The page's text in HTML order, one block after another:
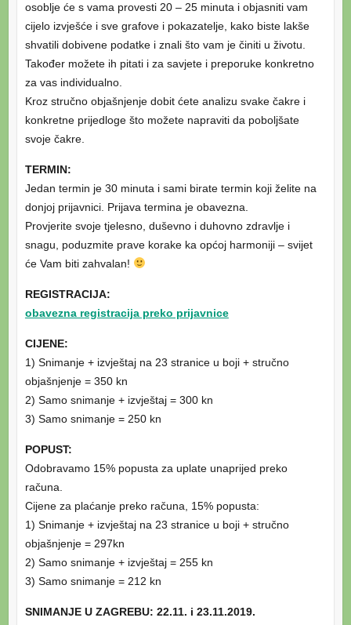
osoblje će s vama provesti 20 – 25 minuta i objasniti vam
cijelo izvješće i sve grafove i pokazatelje, kako biste lakše
shvatili dobivene podatke i znali što vam je činiti u životu.
Također možete ih pitati i za savjete i preporuke konkretno
za vas individualno.
Kroz stručno objašnjenje dobit ćete analizu svake čakre i
konkretne prijedloge što možete napraviti da poboljšate
svoje čakre.
TERMIN:
Jedan termin je 30 minuta i sami birate termin koji želite na
donjoj prijavnici. Prijava termina je obavezna.
Provjerite svoje tjelesno, duševno i duhovno zdravlje i
snagu, poduzmite prave korake ka općoj harmoniji – svijet
će Vam biti zahvalan!
REGISTRACIJA:
obavezna registracija preko prijavnice
CIJENE:
1) Snimanje + izvještaj na 23 stranice u boji + stručno
objašnjenje = 350 kn
2) Samo snimanje + izvještaj = 300 kn
3) Samo snimanje = 250 kn
POPUST:
Odobravamo 15% popusta za uplate unaprijed preko
računa.
Cijene za plaćanje preko računa, 15% popusta:
1) Snimanje + izvještaj na 23 stranice u boji + stručno
objašnjenje = 297kn
2) Samo snimanje + izvještaj = 255 kn
3) Samo snimanje = 212 kn
SNIMANJE U ZAGREBU: 22.11. i 23.11.2019.